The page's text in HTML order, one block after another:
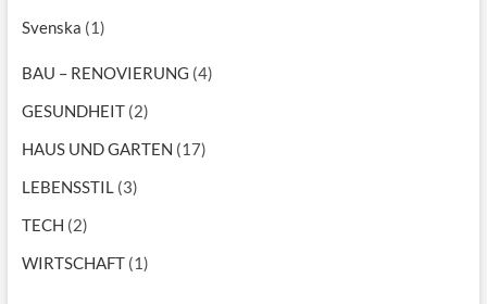
e
l
s
a
m
s
e
N
i
Svenska (1)
BAU – RENOVIERUNG (4)
GESUNDHEIT(2)
HAUS UND GARTEN (17)
LEBENSSTIL (3)
TECH (2)
WIRTSCHAFT(1)